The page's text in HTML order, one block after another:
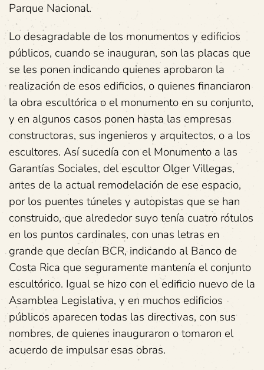
Parque Nacional.
Lo desagradable de los monumentos y edificios
públicos, cuando se inauguran, son las placas que
se les ponen indicando quienes aprobaron la
realización de esos edificios, o quienes financiaron
la obra escultórica o el monumento en su conjunto,
y en algunos casos ponen hasta las empresas
constructoras, sus ingenieros y arquitectos, o a los
escultores. Así sucedía con el Monumento a las
Garantías Sociales, del escultor Olger Villegas,
antes de la actual remodelación de ese espacio,
por los puentes túneles y autopistas que se han
construido, que alrededor suyo tenía cuatro rótulos
en los puntos cardinales, con unas letras en
grande que decían BCR, indicando al Banco de
Costa Rica que seguramente mantenía el conjunto
escultórico. Igual se hizo con el edificio nuevo de la
Asamblea Legislativa, y en muchos edificios
públicos aparecen todas las directivas, con sus
nombres, de quienes inauguraron o tomaron el
acuerdo de impulsar esas obras.